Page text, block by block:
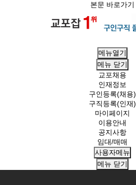
본문 바로가기
메뉴열기
메뉴 닫기
교포채용
인재정보
구인등록(채용)
구직등록(인재)
마이페이지
이용안내
공지사항
임대/매매
사용자메뉴
메뉴 닫기